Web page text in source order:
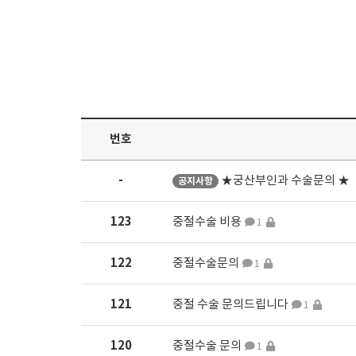
번호
- 공지사항 ★궁산부인과 수술문의 ★
123 중절수술 비용 1
122 중절수술문의 1
121 중절 수술 문의드립니다 1
120 중절수술 문의 1